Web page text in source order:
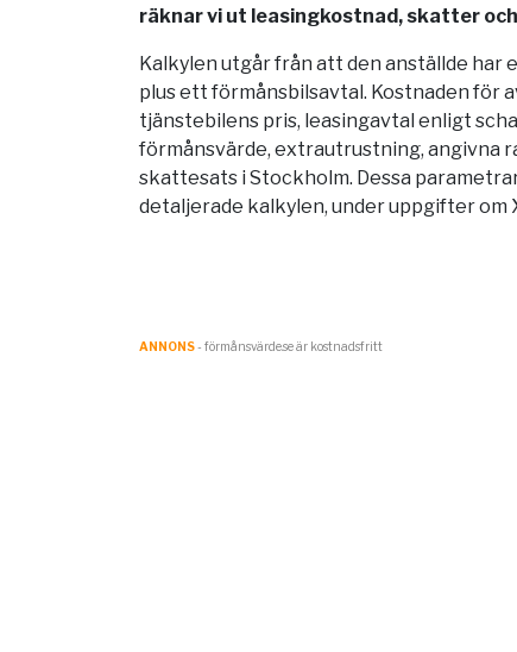
räknar vi ut leasingkostnad, skatter
Kalkylen utgår från att den anställde har
plus ett förmånsbilsavtal. Kostnaden för
tjänstebilens pris, leasingavtal enligt
förmånsvärde, extrautrustning, angivna
skattesats i Stockholm. Dessa
detaljerade kalkylen, under uppgifter om
ANNONS- förmånsvärde.se är kostnadsfritt